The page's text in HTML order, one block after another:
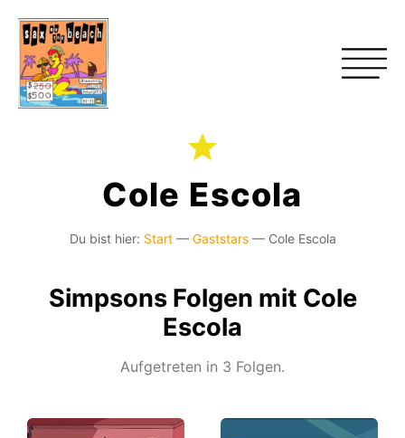
Cole Escola
Du bist hier: Start— Gaststars— Cole Escola
Simpsons Folgen mit Cole
Escola
Aufgetreten in 3 Folgen.